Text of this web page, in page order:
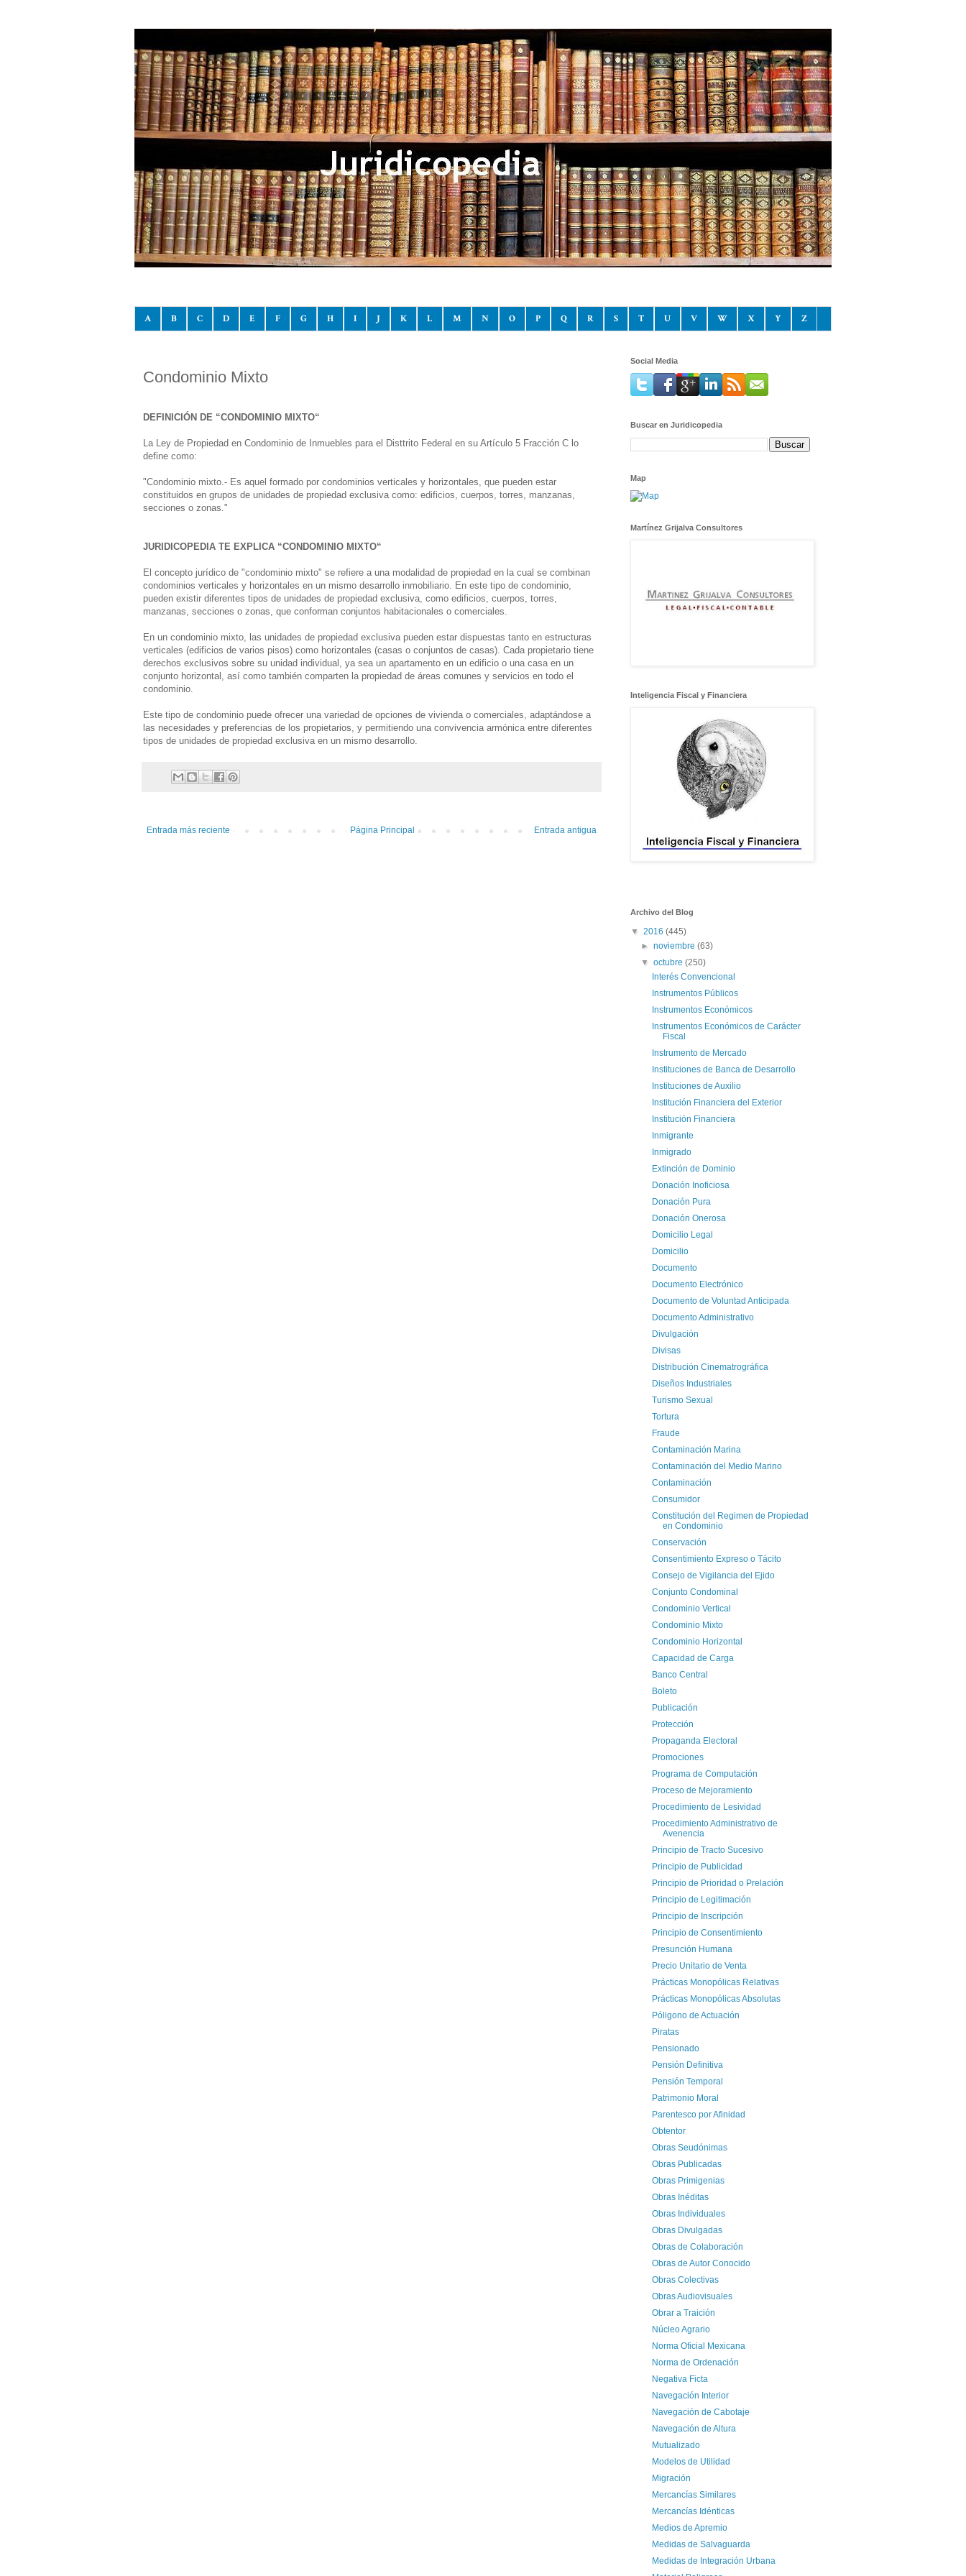
A B C D E F G H I J K L M N O P Q R S T U V W X Y Z
Condominio Mixto
DEFINICIÓN DE “CONDOMINIO MIXTO“
La Ley de Propiedad en Condominio de Inmuebles para el Disttrito Federal en su Artículo 5 Fracción C lo
define como:
"Condominio mixto.- Es aquel formado por condominios verticales y horizontales, que pueden estar
constituidos en grupos de unidades de propiedad exclusiva como: edificios, cuerpos, torres, manzanas,
secciones o zonas."
JURIDICOPEDIA TE EXPLICA “CONDOMINIO MIXTO“
El concepto jurídico de "condominio mixto" se refiere a una modalidad de propiedad en la cual se combinan
condominios verticales y horizontales en un mismo desarrollo inmobiliario. En este tipo de condominio,
pueden existir diferentes tipos de unidades de propiedad exclusiva, como edificios, cuerpos, torres,
manzanas, secciones o zonas, que conforman conjuntos habitacionales o comerciales.
En un condominio mixto, las unidades de propiedad exclusiva pueden estar dispuestas tanto en estructuras
verticales (edificios de varios pisos) como horizontales (casas o conjuntos de casas). Cada propietario tiene
derechos exclusivos sobre su unidad individual, ya sea un apartamento en un edificio o una casa en un
conjunto horizontal, así como también comparten la propiedad de áreas comunes y servicios en todo el
condominio.
Este tipo de condominio puede ofrecer una variedad de opciones de vivienda o comerciales, adaptándose a
las necesidades y preferencias de los propietarios, y permitiendo una convivencia armónica entre diferentes
tipos de unidades de propiedad exclusiva en un mismo desarrollo.
Entrada más reciente Entrada antigua
Página Principal
Social Media
Buscar en Juridicopedia
Map
Martínez Grijalva Consultores
Inteligencia Fiscal y Financiera
Archivo del Blog
▼ 2016 (445)
►noviembre(63)
▼octubre(250)
Interés Convencional
Instrumentos Públicos
Instrumentos Económicos
Instrumentos Económicos de Carácter
Fiscal
Instrumento de Mercado
Instituciones de Banca de Desarrollo
Instituciones de Auxilio
Institución Financiera del Exterior
Institución Financiera
Inmigrante
Inmigrado
Extinción de Dominio
Donación Inoficiosa
Donación Pura
Donación Onerosa
Domicilio Legal
Domicilio
Documento
Documento Electrónico
Documento de Voluntad Anticipada
Documento Administrativo
Divulgación
Divisas
Distribución Cinematrográfica
Diseños Industriales
Turismo Sexual
Tortura
Fraude
Contaminación Marina
Contaminación del Medio Marino
Contaminación
Consumidor
Constitución del Regimen de Propiedad
en Condominio
Conservación
Consentimiento Expreso o Tácito
Consejo de Vigilancia del Ejido
Conjunto Condominal
Condominio Vertical
Condominio Mixto
Condominio Horizontal
Capacidad de Carga
Banco Central
Boleto
Publicación
Protección
Propaganda Electoral
Promociones
Programa de Computación
Proceso de Mejoramiento
Procedimiento de Lesividad
Procedimiento Administrativo de
Avenencia
Principio de Tracto Sucesivo
Principio de Publicidad
Principio de Prioridad o Prelación
Principio de Legitimación
Principio de Inscripción
Principio de Consentimiento
Presunción Humana
Precio Unitario de Venta
Prácticas Monopólicas Relativas
Prácticas Monopólicas Absolutas
Póligono de Actuación
Piratas
Pensionado
Pensión Definitiva
Pensión Temporal
Patrimonio Moral
Parentesco por Afinidad
Obtentor
Obras Seudónimas
Obras Publicadas
Obras Primigenias
Obras Inéditas
Obras Individuales
Obras Divulgadas
Obras de Colaboración
Obras de Autor Conocido
Obras Colectivas
Obras Audiovisuales
Obrar a Traición
Núcleo Agrario
Norma Oficial Mexicana
Norma de Ordenación
Negativa Ficta
Navegación Interior
Navegación de Cabotaje
Navegación de Altura
Mutualizado
Modelos de Utilidad
Migración
Mercancías Similares
Mercancías Idénticas
Medios de Apremio
Medidas de Salvaguarda
Medidas de Integración Urbana